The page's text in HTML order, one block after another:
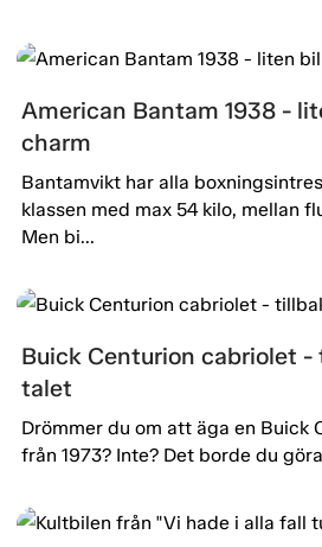
American Bantam 1938 -
charm
Bantamvikt har alla
klassen med max 54 kilo, mellan
Men bi...
Buick Centurion cabriolet
talet
Drömmer du om att äga en Buick
från 1973? Inte? Det borde du